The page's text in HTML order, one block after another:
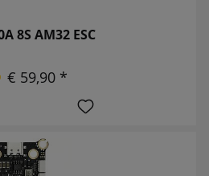
8S AM32 ESC
€ 59,90 *